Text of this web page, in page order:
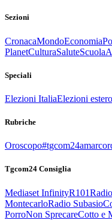
Sezioni
CronacaMondoEconomia
PlanetCulturaSaluteScuola
Speciali
Elezioni ItaliaElezioni estero
Rubriche
Oroscopo
Tgcom24 Consiglia
Mediaset InfinityR101
MontecarloRadio Subasio
PorroNon SprecareCotto e